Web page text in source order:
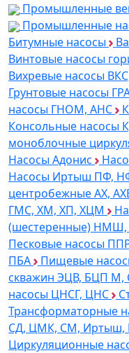
Промышленные
Промышленные
Битумные насосы
Винтовые насосы
Вихревые насосы
Грунтовые насосы
насосы ГНОМ, АНС
Консольные насосы
моноблочные
Насосы Адонис
Насосы Иртыш ПФ,
центробежные АХ,
ГМС, ХМ, ХП, ХЦМ
(шестеренные)
Песковые насосы
ПБА
Пищевые
скважин ЭЦВ, БЦП М,
насосы ЦНСГ, ЦНС
Трансформаторные
СД, ЦМК, СМ,
Циркуляционные